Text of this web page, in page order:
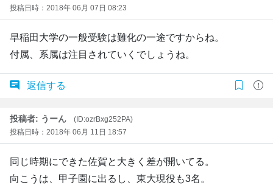
投稿日時：2018年 06月 07日 08:23
早稲田大学の一般受験は難化の一途ですからね。
付属、系属は注目されていくでしょうね。
返信する
投稿者: うーん
(ID:ozrBxg252PA)
投稿日時：2018年 06月 11日 18:57
同じ時期にできた佐賀と大きく差が開いてる。
向こうは、甲子園に出るし、東大現役も3名。